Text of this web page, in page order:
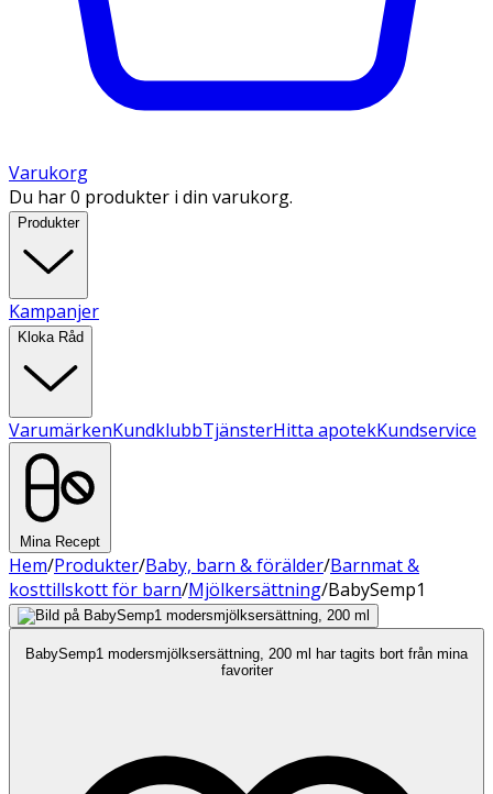
Varukorg
Du har 0 produkter i din varukorg.
Produkter
Kampanjer
Kloka Råd
VarumärkenKundklubbTjänsterHitta apotekKundservice
Mina Recept
Hem/Produkter/Baby, barn & förälder/Barnmat &
kosttillskott för barn/Mjölkersättning/BabySemp1
BabySemp1 modersmjölksersättning, 200 ml har tagits bort från mina
favoriter